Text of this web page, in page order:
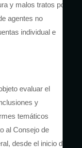
y malos tratos por
agentes no
individual e
evaluar el
y
temáticos
al Consejo de
desde el inicio de